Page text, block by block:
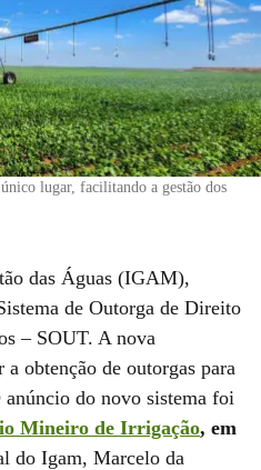
lugar, facilitando a gestão dos
das Águas (IGAM),
de Outorga de Direito
– SOUT. A nova
obtenção de outorgas para
do novo sistema foi
Mineiro de Irrigação, em
do Igam, Marcelo da